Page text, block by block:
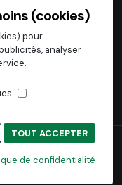
(cookies)
pour
analyser
TOUT ACCEPTER
de confidentialité